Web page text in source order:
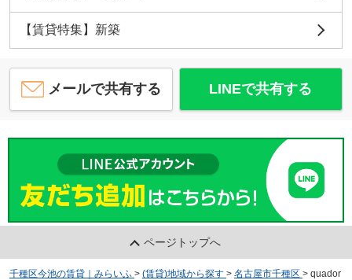
【賃貸特集】新築
メールで共有する LINEで共有する
ページトップへ
千種区今池の賃貸｜みらいふ > (賃貸)地域から探す > 名古屋市千種区 > quador